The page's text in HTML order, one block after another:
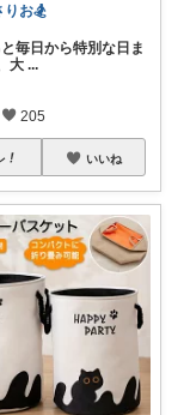
りお🏂
毎日から特別な日ま
大 ...
205
いいね